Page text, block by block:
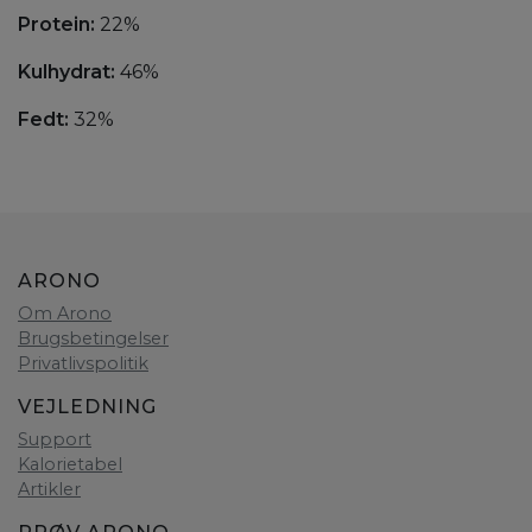
Protein: 22%
Kulhydrat: 46%
Fedt: 32%
ARONO
Om Arono
Brugsbetingelser
Privatlivspolitik
VEJLEDNING
Support
Kalorietabel
Artikler